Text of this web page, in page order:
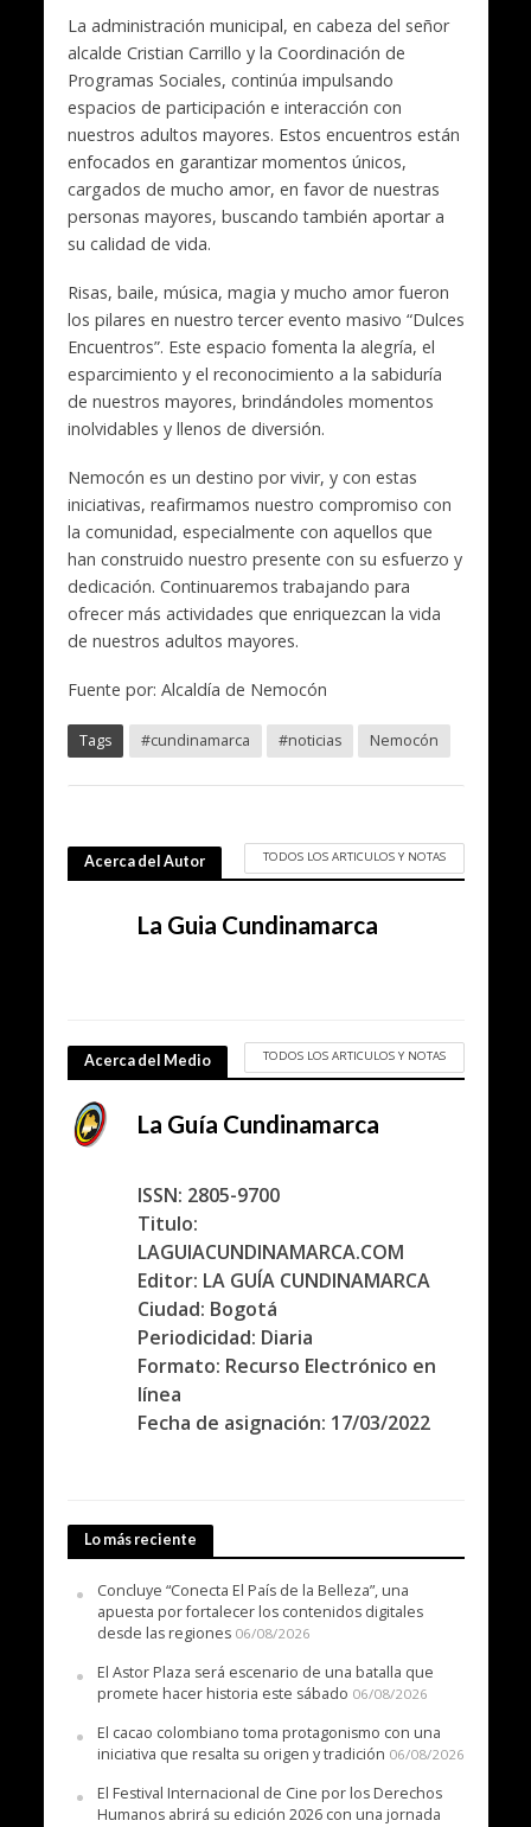
La administración municipal, en cabeza del señor
alcalde Cristian Carrillo y la Coordinación de
Programas Sociales, continúa impulsando
espacios de participación e interacción con
nuestros adultos mayores. Estos encuentros están
enfocados en garantizar momentos únicos,
cargados de mucho amor, en favor de nuestras
personas mayores, buscando también aportar a
su calidad de vida.
Risas, baile, música, magia y mucho amor fueron
los pilares en nuestro tercer evento masivo “Dulces
Encuentros”. Este espacio fomenta la alegría, el
esparcimiento y el reconocimiento a la sabiduría
de nuestros mayores, brindándoles momentos
inolvidables y llenos de diversión.
Nemocón es un destino por vivir, y con estas
iniciativas, reafirmamos nuestro compromiso con
la comunidad, especialmente con aquellos que
han construido nuestro presente con su esfuerzo y
dedicación. Continuaremos trabajando para
ofrecer más actividades que enriquezcan la vida
de nuestros adultos mayores.
Fuente por: Alcaldía de Nemocón
Tags #cundinamarca #noticias Nemocón
Acerca del Autor TODOS LOS ARTICULOS Y NOTAS
La Guia Cundinamarca
Acerca del Medio TODOS LOS ARTICULOS Y NOTAS
La Guía Cundinamarca
ISSN: 2805-9700
Titulo:
LAGUIACUNDINAMARCA.COM
Editor: LA GUÍA CUNDINAMARCA
Ciudad: Bogotá
Periodicidad: Diaria
Formato: Recurso Electrónico en
línea
Fecha de asignación: 17/03/2022
Lo más reciente
Concluye “Conecta El País de la Belleza”, una
apuesta por fortalecer los contenidos digitales
desde las regiones 06/08/2026
El Astor Plaza será escenario de una batalla que
promete hacer historia este sábado 06/08/2026
El cacao colombiano toma protagonismo con una
iniciativa que resalta su origen y tradición 06/08/2026
El Festival Internacional de Cine por los Derechos
Humanos abrirá su edición 2026 con una jornada